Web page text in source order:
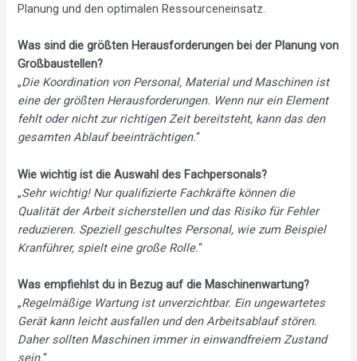
Planung und den optimalen Ressourceneinsatz.
Was sind die größten Herausforderungen bei der Planung von
Großbaustellen?
„Die Koordination von Personal, Material und Maschinen ist
eine der größten Herausforderungen. Wenn nur ein Element
fehlt oder nicht zur richtigen Zeit bereitsteht, kann das den
gesamten Ablauf beeinträchtigen.“
Wie wichtig ist die Auswahl des Fachpersonals?
„Sehr wichtig! Nur qualifizierte Fachkräfte können die
Qualität der Arbeit sicherstellen und das Risiko für Fehler
reduzieren. Speziell geschultes Personal, wie zum Beispiel
Kranführer, spielt eine große Rolle.“
Was empfiehlst du in Bezug auf die Maschinenwartung?
„Regelmäßige Wartung ist unverzichtbar. Ein ungewartetes
Gerät kann leicht ausfallen und den Arbeitsablauf stören.
Daher sollten Maschinen immer in einwandfreiem Zustand
sein.“